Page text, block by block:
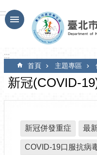
跳到主要內容區塊
:::
:::
首頁 主題專區
新冠(COVID-
新冠併發重症 最
COVID-19口服抗病